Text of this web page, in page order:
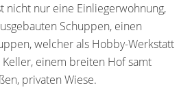
nicht nur eine Einliegerwohnung,
Schuppen, einen
welcher als Hobby-Werkstatt
einem breiten Hof samt
privaten Wiese.